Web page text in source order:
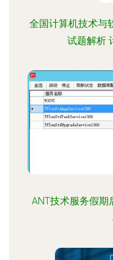
全国计算机技术与
试题解析
ANT技术服务假期